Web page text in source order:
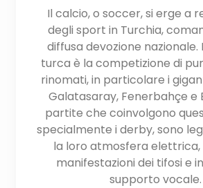
Il calcio, o soccer, si erge a
degli sport in Turchia,
diffusa devozione nazionale.
turca è la competizione di
rinomati, in particolare i
Galatasaray, Fenerbahçe e
partite che coinvolgono
specialmente i derby, sono
la loro atmosfera
manifestazioni dei tifosi e
supporto vocale.